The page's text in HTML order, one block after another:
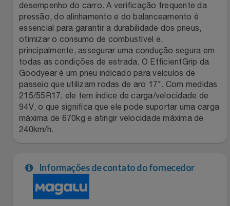
Natal
Notebooks E Tablet
Óculos
Papelaria
Páscoa
Perfume
Perfumes
Natura
Netshoes
Oster
Perfumes & Cosméticos
Ponto Frio
Porto Brasil
Renner
desempenho do carro. A verificação frequente da
pressão, do alinhamento e do balanceamento é
essencial para garantir a durabilidade dos pneus,
otimizar o consumo de combustível e,
principalmente, assegurar uma condução segura em
todas as condições de estrada. O EfficientGrip da
Goodyear é um pneu indicado para veículos de
passeio que utilizam rodas de aro 17". Com medidas
215/55R17, ele tem índice de carga/velocidade de
94V, o que significa que ele pode suportar uma carga
máxima de 670kg e atingir velocidade máxima de
240km/h.
Informações de contato do fornecedor